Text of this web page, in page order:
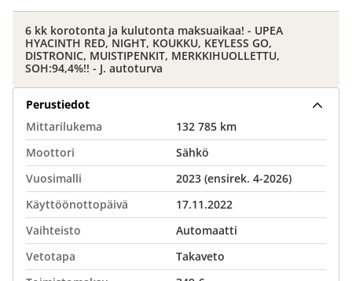
6 kk korotonta ja kulutonta maksuaikaa! - UPEA
HYACINTH RED, NIGHT, KOUKKU, KEYLESS GO,
DISTRONIC, MUISTIPENKIT, MERKKIHUOLLETTU,
SOH:94,4%!! - J. autoturva
Perustiedot
Mittarilukema
132 785 km
Moottori
Sähkö
Vuosimalli
2023 (ensirek. 4-2026)
Käyttöönottopäivä
17.11.2022
Vaihteisto
Automaatti
Vetotapa
Takaveto